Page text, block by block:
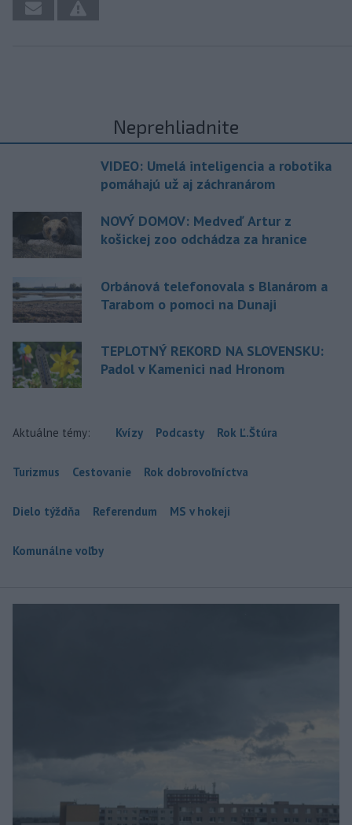
Neprehliadnite
VIDEO: Umelá inteligencia a robotika
pomáhajú už aj záchranárom
NOVÝ DOMOV: Medveď Artur z
košickej zoo odchádza za hranice
Orbánová telefonovala s Blanárom a
Tarabom o pomoci na Dunaji
TEPLOTNÝ REKORD NA SLOVENSKU:
Padol v Kamenici nad Hronom
Aktuálne témy: Kvízy Podcasty Rok Ľ.Štúra
Turizmus Cestovanie Rok dobrovoľníctva
Dielo týždňa Referendum MS v hokeji
Komunálne voľby